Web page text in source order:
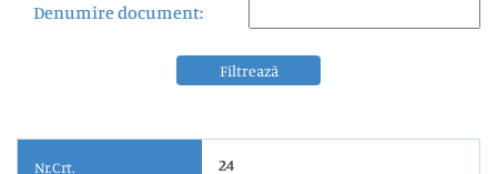
Denumire document:
Filtrează
Nr.Crt. 24